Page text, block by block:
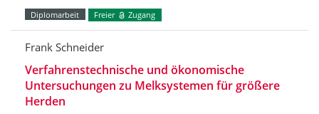
Diplomarbeit Freier Zugang
Frank Schneider
Verfahrenstechnische und ökonomische
Untersuchungen zu Melksystemen für größere
Herden